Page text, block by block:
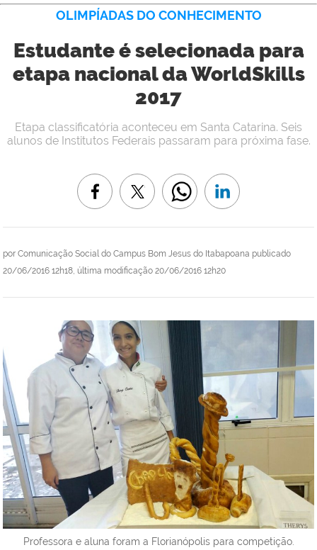
OLIMPÍADAS DO CONHECIMENTO
Estudante é selecionada para
etapa nacional da WorldSkills
2017
por Comunicação Social do Campus Bom Jesus do Itabapoana publicado
20/06/2016 12h18, última modificação 20/06/2016 12h20
Etapa classificatória aconteceu em Santa Catarina. Seis
alunos de Institutos Federais passaram para próxima fase.
Professora e aluna foram a Florianópolis para competição.